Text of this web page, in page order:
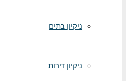
ניקיון בתים
ניקיון דירות